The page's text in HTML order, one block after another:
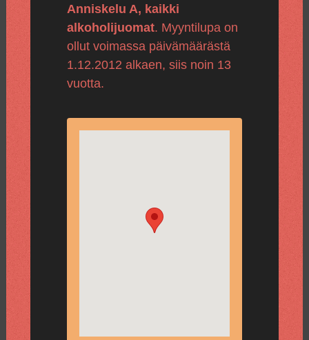
Anniskelu A, kaikki
alkoholijuomat. Myyntilupa on
ollut voimassa päivämäärästä
1.12.2012 alkaen, siis noin 13
vuotta.